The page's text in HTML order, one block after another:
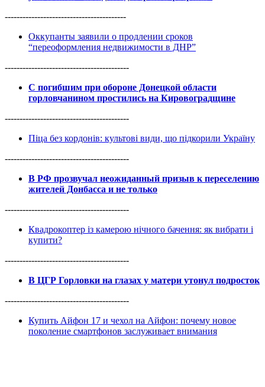
-----------------------------------------
Оккупанты заявили о продлении сроков
“переоформления недвижимости в ДНР”
------------------------------------------
С погибшим при обороне Донецкой области
горловчанином простились на Кировоградщине
------------------------------------------
Піца без кордонів: культові види, що підкорили Україну
------------------------------------------
В РФ прозвучал неожиданный призыв к переселению
жителей Донбасса и не только
------------------------------------------
Квадрокоптер із камерою нічного бачення: як вибрати і
купити?
------------------------------------------
В ЦГР Горловки на глазах у матери утонул подросток
------------------------------------------
Купить Айфон 17 и чехол на Айфон: почему новое
поколение смартфонов заслуживает внимания